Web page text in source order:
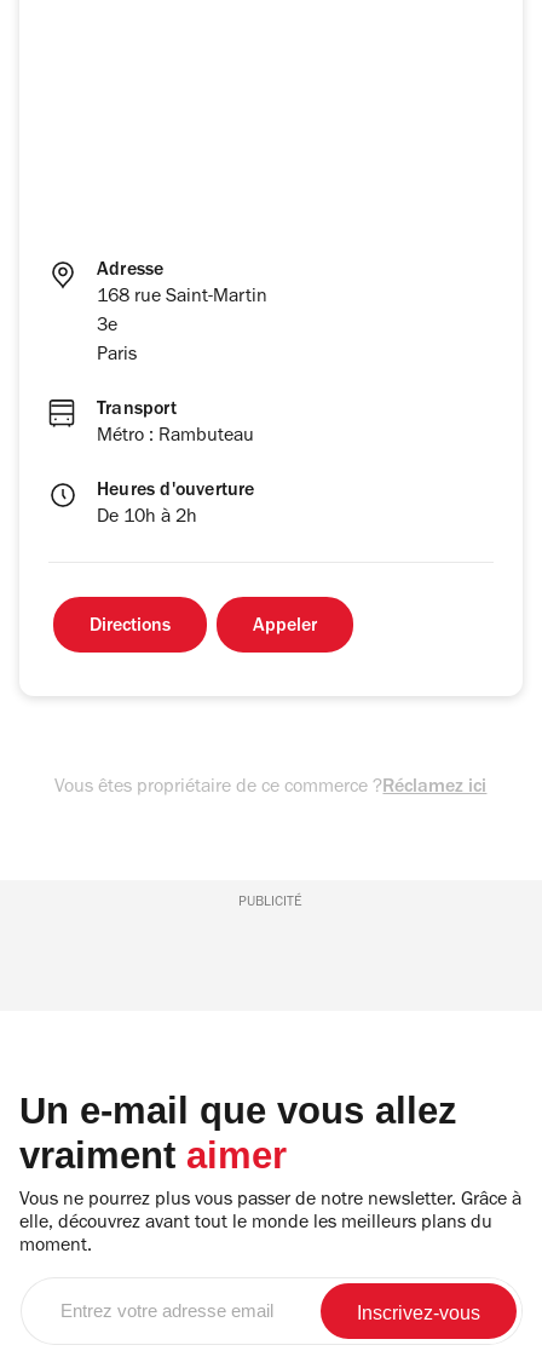
Adresse
168 rue Saint-Martin
3e
Paris
Transport
Métro : Rambuteau
Heures d'ouverture
De 10h à 2h
Directions Appeler
Vous êtes propriétaire de ce commerce ?Réclamez ici
PUBLICITÉ
Un e-mail que vous allez
vraiment aimer
Vous ne pourrez plus vous passer de notre newsletter. Grâce à
elle, découvrez avant tout le monde les meilleurs plans du
moment.
Entrez